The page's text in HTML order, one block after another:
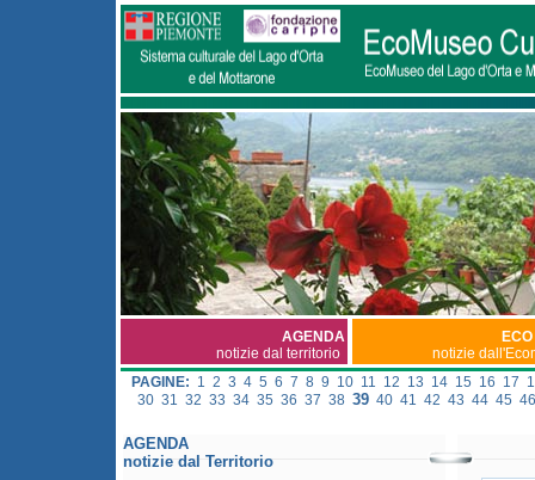
AGENDA
notizie dal territorio
notizie
PAGINE: 1 2 3 4 5 6 7 8 9 10 11 12 13 14 15 16 17
30 31 32 33 34 35 36 37 38 39 40 41 42 43 44 45 46
AGENDA
notizie dal Territorio